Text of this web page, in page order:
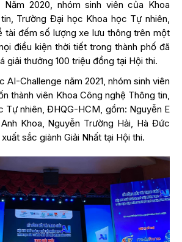
Năm 2020, nhóm sinh viên của Khoa
Trường Đại học Khoa học Tự nhiên,
tài đếm số lượng xe lưu thông trên một
điều kiện thời tiết trong thành phố đã
giải thưởng 100 triệu đồng tại Hội thi.
AI-Challenge năm 2021, nhóm sinh viên
thành viên Khoa Công nghệ Thông tin,
Tự nhiên, ĐHQG-HCM, gồm: Nguyễn E
Khoa, Nguyễn Trường Hải, Hà Đức
sắc giành Giải Nhất tại Hội thi.